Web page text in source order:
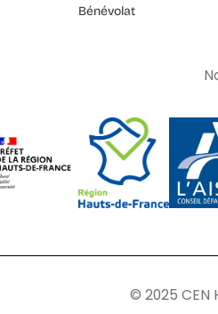
Bénévolat
© 2025 CEN